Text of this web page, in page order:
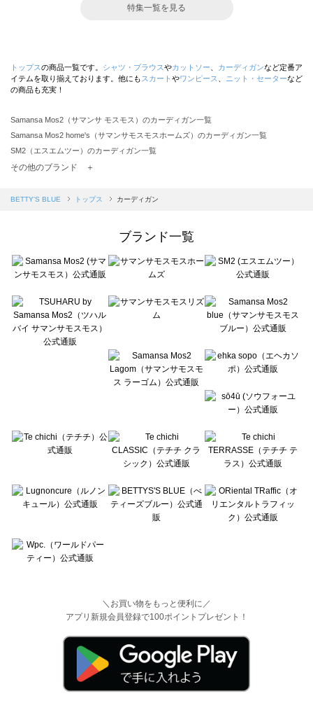
特集一覧を見る
トップスの商品一覧です。 シャツ・ブラウスやカットソー カーディガンなど定番ア
イテムを取り揃えております。他にも スカート やワンピース ニット・セーターなど
の商品も充実！
Samansa Mos2（サマンサ モスモス）のカーディガン一覧
Samansa Mos2 home's（サマンサモスモスホームズ）のカーディガン一覧
SM2（エスエムツー）のカーディガン一覧
TSUHARU by Samansa Mos2（ツハルバイサマンサモスモス）のカーディガン一覧
Samansa Mos2 blue（サマンサモスモス ブルー）のカーディガン一覧
sō4ū（ソウフォーユー）のカーディガン一覧
Te chichi（テチチ）のカーディガン一覧
Te chichi CLASSIC（テチチ クラシック）のカーディガン一覧
Lugnoncure（ルノンキュール）のカーディガン一覧
BETTY'S BLUE（べティーズブルー）のカーディガン一覧
Wpc.（ワールドパーティー）のカーディガン一覧
その他のブランド ＋
BETTY'S BLUE トップス カーディガン
ブランド一覧
＼お買い物をもっと便利に／
アプリ新規会員登録で100ポイントプレゼント！